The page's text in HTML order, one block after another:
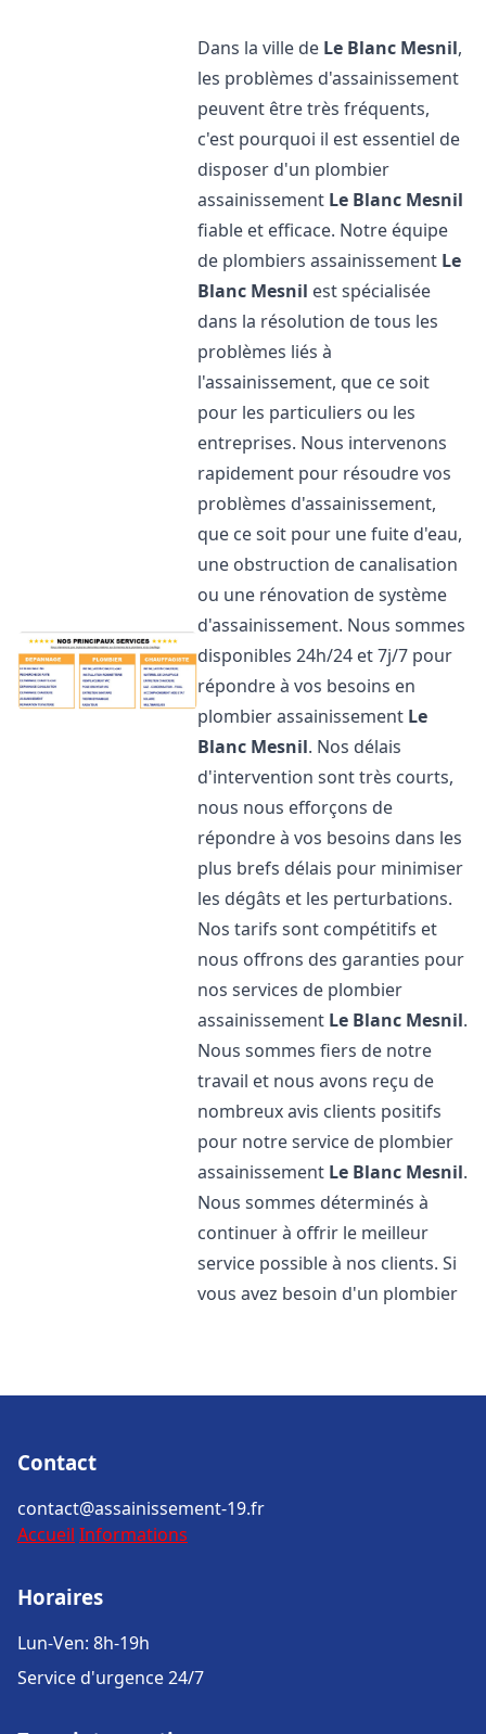
Dans la ville de Le Blanc Mesnil,
les problèmes d'assainissement
peuvent être très fréquents,
c'est pourquoi il est essentiel de
disposer d'un plombier
assainissement Le Blanc Mesnil
fiable et efficace. Notre équipe
de plombiers assainissement Le
Blanc Mesnil est spécialisée
dans la résolution de tous les
problèmes liés à
l'assainissement, que ce soit
pour les particuliers ou les
entreprises. Nous intervenons
rapidement pour résoudre vos
problèmes d'assainissement,
que ce soit pour une fuite d'eau,
une obstruction de canalisation
ou une rénovation de système
d'assainissement. Nous sommes
disponibles 24h/24 et 7j/7 pour
répondre à vos besoins en
plombier assainissement Le
Blanc Mesnil. Nos délais
d'intervention sont très courts,
nous nous efforçons de
répondre à vos besoins dans les
plus brefs délais pour minimiser
les dégâts et les perturbations.
Nos tarifs sont compétitifs et
nous offrons des garanties pour
nos services de plombier
assainissement Le Blanc Mesnil.
Nous sommes fiers de notre
travail et nous avons reçu de
nombreux avis clients positifs
pour notre service de plombier
assainissement Le Blanc Mesnil.
Nous sommes déterminés à
continuer à offrir le meilleur
service possible à nos clients. Si
vous avez besoin d'un plombier
Contact
contact@assainissement-19.fr
Accueil Informations
Horaires
Lun-Ven: 8h-19h
Service d'urgence 24/7